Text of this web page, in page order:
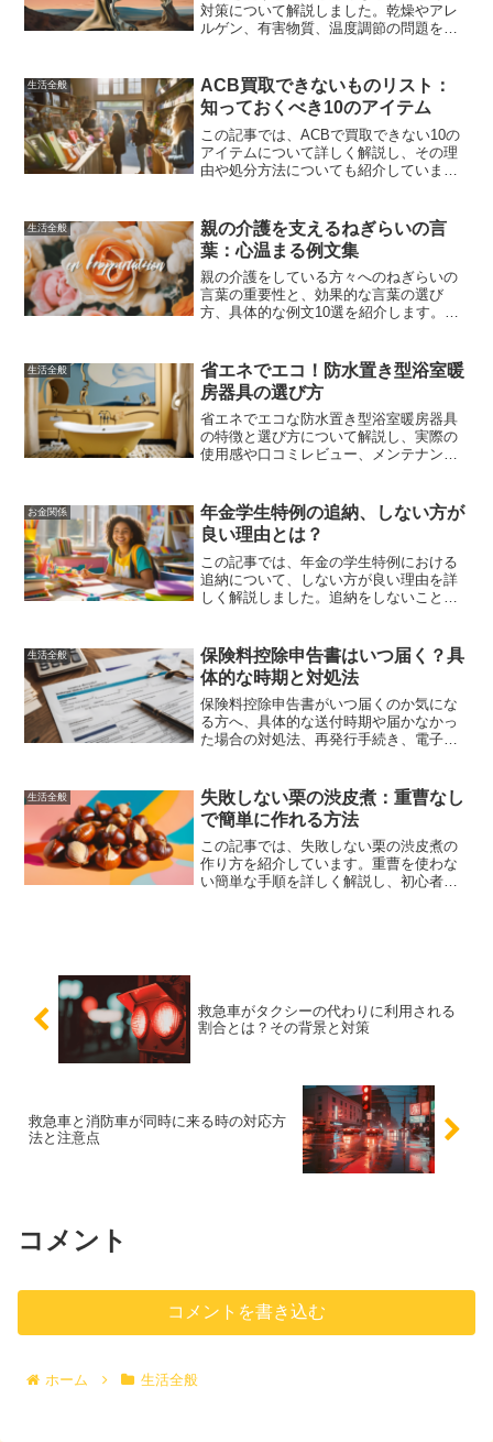
対策について解説しました。乾燥やアレ
ルゲン、有害物質、温度調節の問題を具
人差や専門家の意見を考慮した上で、快
適な室内環境を保ちながら健康を維持す
るためのヒントを提供しています。これ
らの対策を参考に、快適で健康的な生活
を送りましょう。
生活全般
ACB買取できないものリスト：
知っておくべき10のアイテム
この記事では、ACBで買取できない10の
アイテムについて詳しく解説し、その理
由や処分方法についても紹介していま
生活全般
親の介護を支えるねぎらいの言
葉：心温まる例文集
親の介護をしている方々へのねぎらいの
言葉の重要性と、効果的な言葉の選び
方、具体的な例文10選を紹介します。ね
生活全般
省エネでエコ！防水置き型浴室暖
房器具の選び方
省エネでエコな防水置き型浴室暖房器具
の特徴と選び方について解説し、実際の
使用感や口コミレビュー、メンテナンス
供します。
お金関係
年金学生特例の追納、しない方が
良い理由とは？
この記事では、年金の学生特例における
追納について、しない方が良い理由を詳
しく解説しました。追納をしないことで
す。しかし、収入の増加や他の年金制度
への加入を考慮することで、最適な選択
を行うことができます。
生活全般
保険料控除申告書はいつ届く？具
体的な時期と対処法
保険料控除申告書がいつ届くのか気にな
る方へ、具体的な送付時期や届かなかっ
た場合の対処法、再発行手続き、電子化
一層スムーズに進むことでしょう。
生活全般
失敗しない栗の渋皮煮：重曹なし
で簡単に作れる方法
この記事では、失敗しない栗の渋皮煮の
作り方を紹介しています。重曹を使わな
い簡単な手順を詳しく解説し、初心者で
救急車がタクシーの代わりに利用される
割合とは？その背景と対策
救急車と消防車が同時に来る時の対応方
法と注意点
コメント
コメントを書き込む
ホーム 生活全般